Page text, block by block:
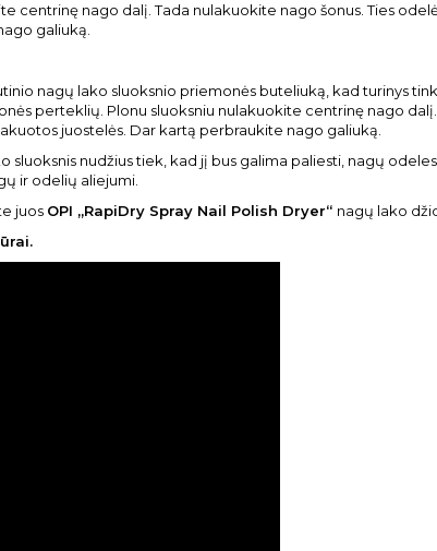
centrinę nago dalį. Tada nulakuokite nago šonus. Ties
galiuką.
nagų lako sluoksnio priemonės buteliuką, kad turinys
perteklių. Plonu sluoksniu nulakuokite centrinę nago
juostelės. Dar kartą perbraukite nago galiuką.
sluoksnis nudžius tiek, kad jį bus galima paliesti, nagų
ir odelių aliejumi.
juos OPI „RapiDry Spray Nail Polish Dryer“ nagų lako